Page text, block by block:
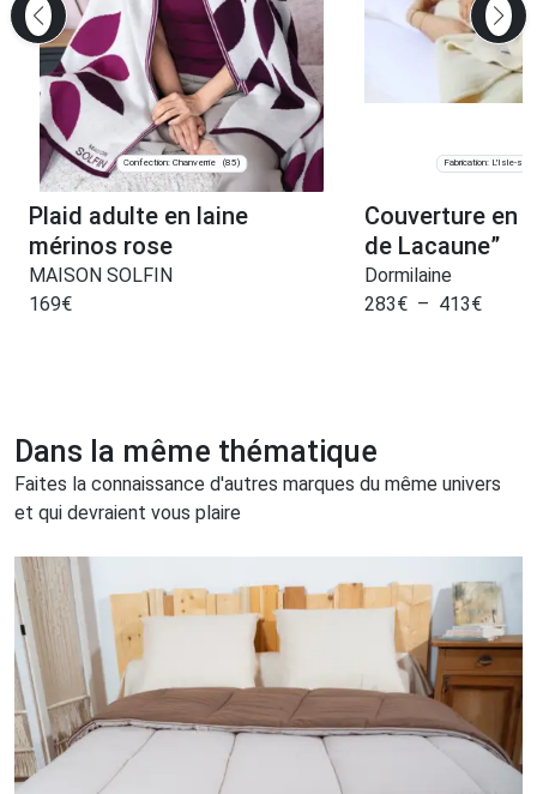
Confection: Chanverrie (85)
Plaid adulte en laine
mérinos rose
MAISON SOLFIN
169€
Fabrication: L'Isle-sur-
Couverture en
de Lacaune”
Dormilaine
283€ – 413€
Dans la même thématique
Faites la connaissance d'autres marques du même univers
et qui devraient vous plaire